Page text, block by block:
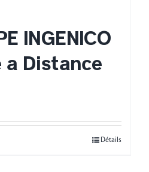
INGENICO
à Distance
Détails